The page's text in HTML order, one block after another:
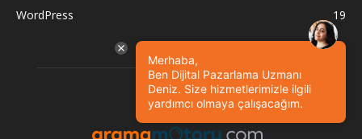
WordPress
19
Merhaba,
Ben Dijital Pazarlama Uzmanı
Deniz. Size hizmetlerimizle ilgili
yardımcı olmaya çalışacağım.